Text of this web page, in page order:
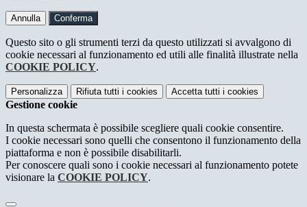
Annulla Conferma
Questo sito o gli strumenti terzi da questo utilizzati si avvalgono di
cookie necessari al funzionamento ed utili alle finalità illustrate nella
COOKIE POLICY.
Personalizza Rifiuta tutti i cookies Accetta tutti i cookies
Gestione cookie
In questa schermata è possibile scegliere quali cookie consentire.
I cookie necessari sono quelli che consentono il funzionamento della
piattaforma e non è possibile disabilitarli.
Per conoscere quali sono i cookie necessari al funzionamento potete
visionare la COOKIE POLICY.